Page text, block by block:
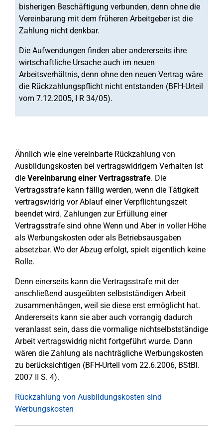
bisherigen Beschäftigung verbunden, denn ohne die
Vereinbarung mit dem früheren Arbeitgeber ist die
Zahlung nicht denkbar.
Die Aufwendungen finden aber andererseits ihre
wirtschaftliche Ursache auch im neuen
Arbeitsverhältnis, denn ohne den neuen Vertrag wäre
die Rückzahlungspflicht nicht entstanden (BFH-Urteil
vom 7.12.2005, I R 34/05).
Ähnlich wie eine vereinbarte Rückzahlung von
Ausbildungskosten bei vertragswidrigem Verhalten ist
die Vereinbarung einer Vertragsstrafe. Die
Vertragsstrafe kann fällig werden, wenn die Tätigkeit
vertragswidrig vor Ablauf einer Verpflichtungszeit
beendet wird. Zahlungen zur Erfüllung einer
Vertragsstrafe sind ohne Wenn und Aber in voller Höhe
als Werbungskosten oder als Betriebsausgaben
absetzbar. Wo der Abzug erfolgt, spielt eigentlich keine
Rolle.
Denn einerseits kann die Vertragsstrafe mit der
anschließend ausgeübten selbstständigen Arbeit
zusammenhängen, weil sie diese erst ermöglicht hat.
Andererseits kann sie aber auch vorrangig dadurch
veranlasst sein, dass die vormalige nichtselbstständige
Arbeit vertragswidrig nicht fortgeführt wurde. Dann
wären die Zahlung als nachträgliche Werbungskosten
zu berücksichtigen (BFH-Urteil vom 22.6.2006, BStBl.
2007 II S. 4).
Rückzahlung von Ausbildungskosten sind
Werbungskosten